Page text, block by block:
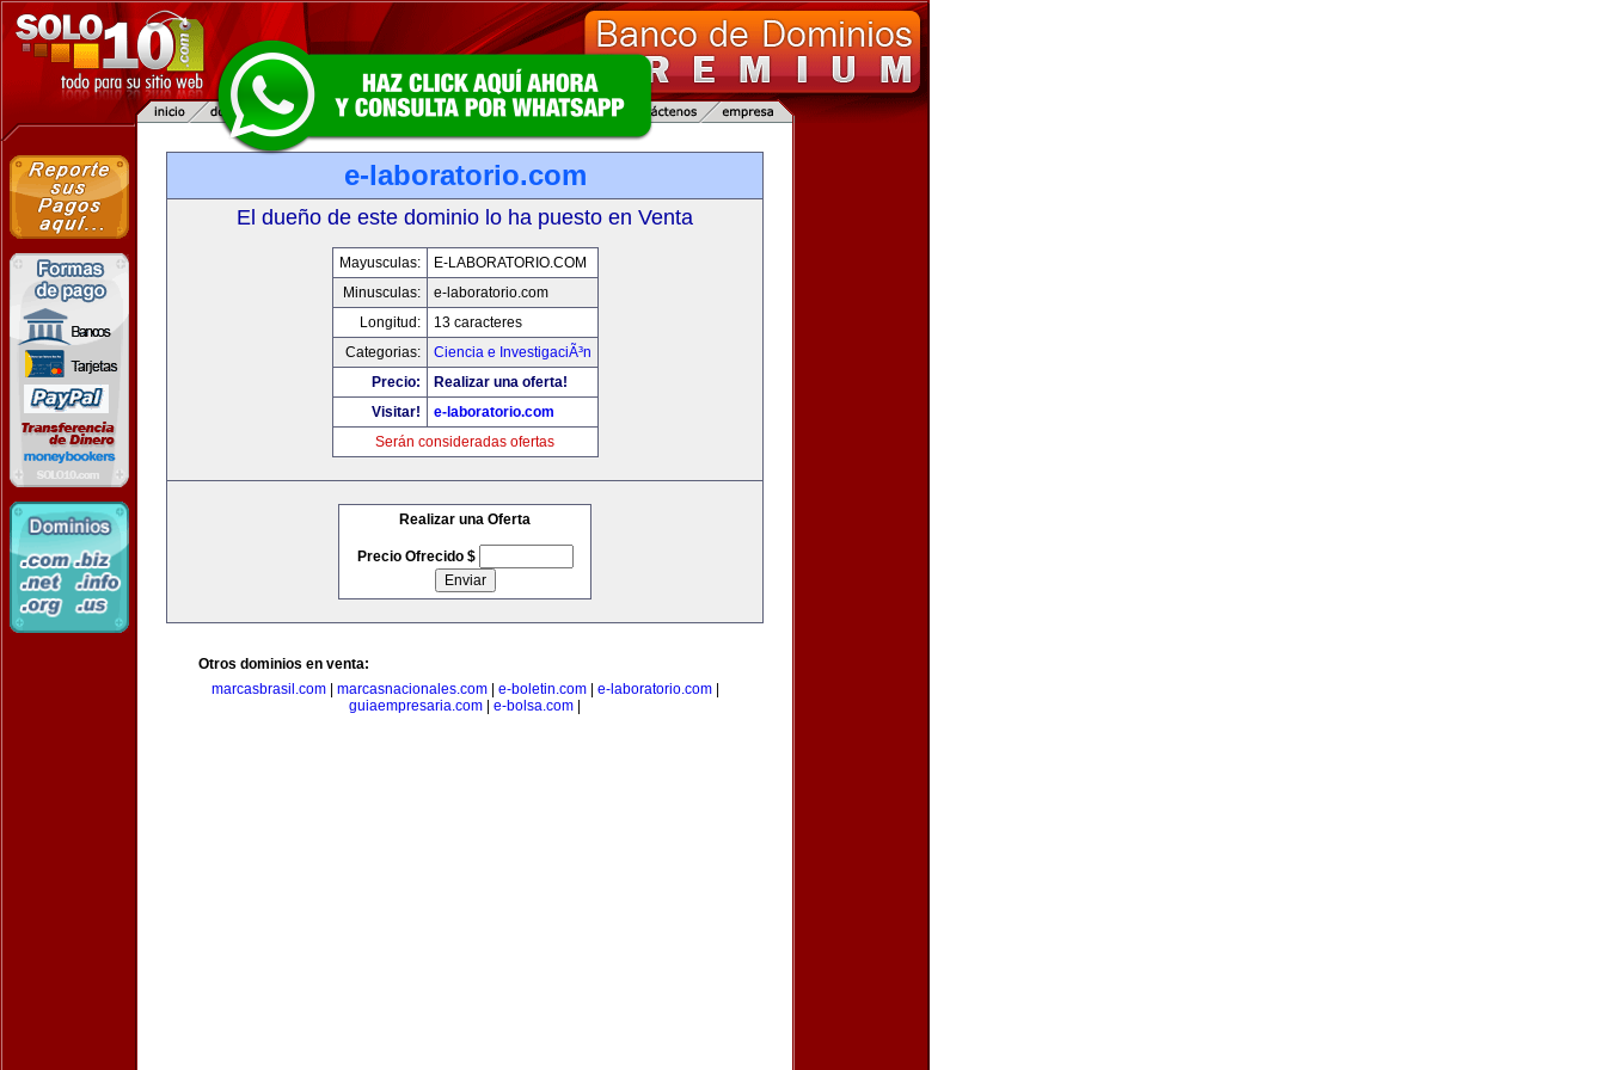
e-laboratorio.com
El dueño de este dominio lo ha puesto en Venta
Mayusculas:
E-LABORATORIO.COM
Minusculas:
e-laboratorio.com
Longitud:
13 caracteres
Categorias:
Ciencia e InvestigaciÃ³n
Precio:
Realizar una oferta!
Visitar!
e-laboratorio.com
Serán consideradas ofertas
Realizar una Oferta
Precio Ofrecido $
Otros dominios en venta:
marcasbrasil.com| marcasnacionales.com| e-boletin.com| e-laboratorio.com|
guiaempresaria.com
e-bolsa.com